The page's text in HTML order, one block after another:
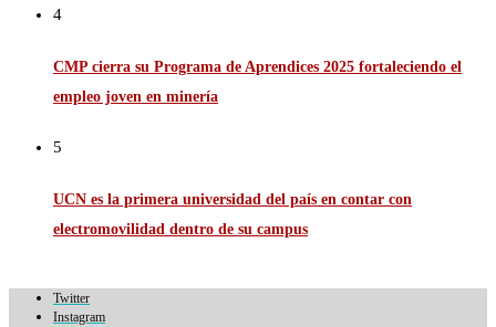
4
CMP cierra su Programa de Aprendices 2025 fortaleciendo el
empleo joven en minería
5
UCN es la primera universidad del país en contar con
electromovilidad dentro de su campus
Twitter
Instagram